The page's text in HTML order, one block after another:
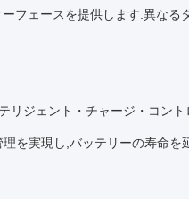
フェースを提供します.異なる
リジェント・チャージ・コン
を実現し,バッテリーの寿命を